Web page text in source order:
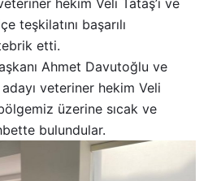
hekim Veli Tataş’ı ve
teşkilatını başarılı
etti.
Ahmet Davutoğlu ve
veteriner hekim Veli
üzerine sıcak ve
bulundular.